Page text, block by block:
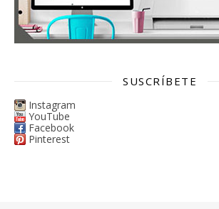
SUSCRÍBETE
Instagram
YouTube
Facebook
Pinterest